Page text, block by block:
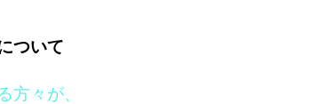
ついて
方々が、